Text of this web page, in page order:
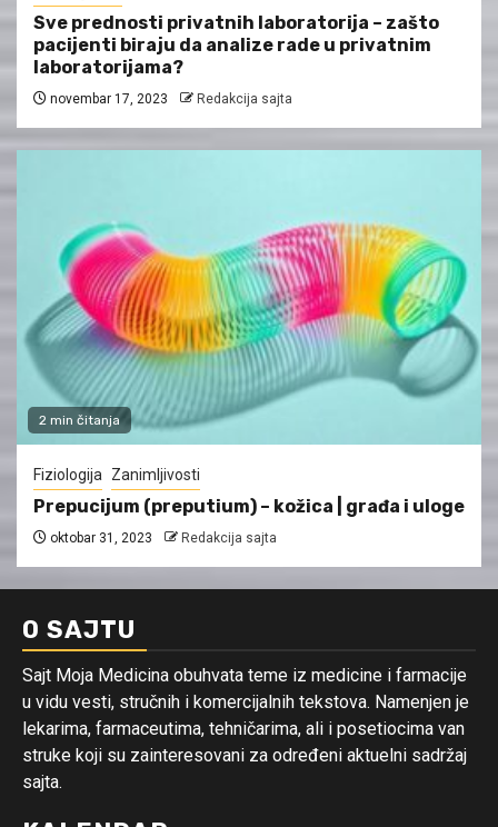
Sve prednosti privatnih laboratorija – zašto
pacijenti biraju da analize rade u privatnim
laboratorijama?
novembar 17, 2023 Redakcija sajta
2 min čitanja
Fiziologija Zanimljivosti
Prepucijum (preputium) – kožica | građa i uloge
oktobar 31, 2023 Redakcija sajta
O SAJTU
Sajt Moja Medicina obuhvata teme iz medicine i farmacije
u vidu vesti, stručnih i komercijalnih tekstova. Namenjen je
lekarima, farmaceutima, tehničarima, ali i posetiocima van
struke koji su zainteresovani za određeni aktuelni sadržaj
sajta.